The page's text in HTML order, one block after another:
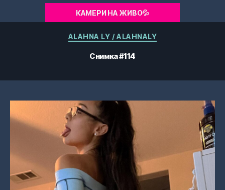
КАМЕРИ НА ЖИВО💦
Категории
ALAHNA LY / ALAHNALY
Снимка #114